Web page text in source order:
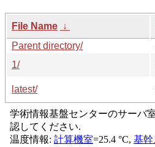
File Name ↓
Parent directory/
1/
latest/